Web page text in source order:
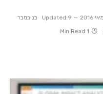
Updated:
9 בנובמבר
1 Min Read